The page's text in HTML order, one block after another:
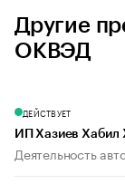
Другие
ОКВЭД
ДЕЙСТВУЕТ
ИП Хазиев Хабил
Деятельность